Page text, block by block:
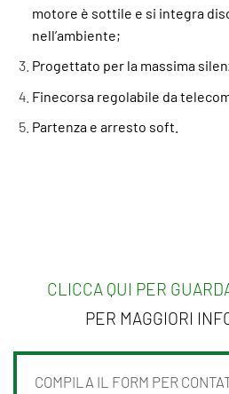
motore è sottile e si integra
nell’ambiente;
Progettato per la massima
Finecorsa regolabile da
Partenza e arresto soft.
CLICCA QUI PER
PER MAGGIORI
COMPILA IL FORM PER